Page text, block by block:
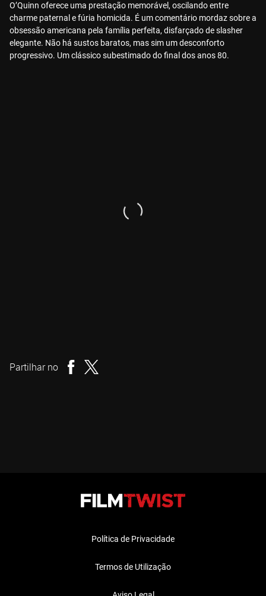
O’Quinn oferece uma prestação memorável, oscilando entre
charme paternal e fúria homicida. É um comentário mordaz sobre a
obsessão americana pela família perfeita, disfarçado de slasher
elegante. Não há sustos baratos, mas sim um desconforto
progressivo. Um clássico subestimado do final dos anos 80.
Partilhar no
Política de Privacidade
Termos de Utilização